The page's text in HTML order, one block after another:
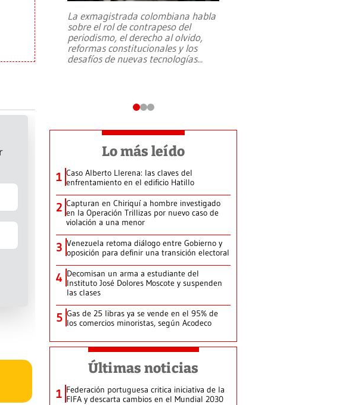
La exmagistrada colombiana habla
sobre el rol de contrapeso del
periodismo, el derecho al olvido,
reformas constitucionales y los
desafíos de nuevas tecnologías...
Lo más leído
1 Caso Alberto Llerena: las claves del
enfrentamiento en el edificio Hatillo
2 Capturan en Chiriquí a hombre investigado
en la Operación Trillizas por nuevo caso de
violación a una menor
3 Venezuela retoma diálogo entre Gobierno y
oposición para definir una transición electoral
4 Decomisan un arma a estudiante del
Instituto José Dolores Moscote y suspenden
las clases
5 Gas de 25 libras ya se vende en el 95% de
los comercios minoristas, según Acodeco
Últimas noticias
1 Federación portuguesa critica iniciativa de la
FIFA y descarta cambios en el Mundial 2030